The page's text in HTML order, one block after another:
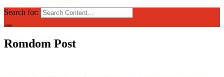
Search for:
Romdom Post